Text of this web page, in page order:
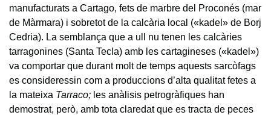
manufacturats a Cartago, fets de marbre del Proconés (mar
de Màrmara) i sobretot de la calcària local («kadel» de Borj
Cedria). La semblança que a ull nu tenen les calcàries
tarragonines (Santa Tecla) amb les cartagineses («kadel»)
va comportar que durant molt de temps aquests sarcòfags
es consideressin com a produccions d’alta qualitat fetes a
la mateixa Tarraco; les anàlisis petrogràfiques han
demostrat, però, amb tota claredat que es tracta de peces